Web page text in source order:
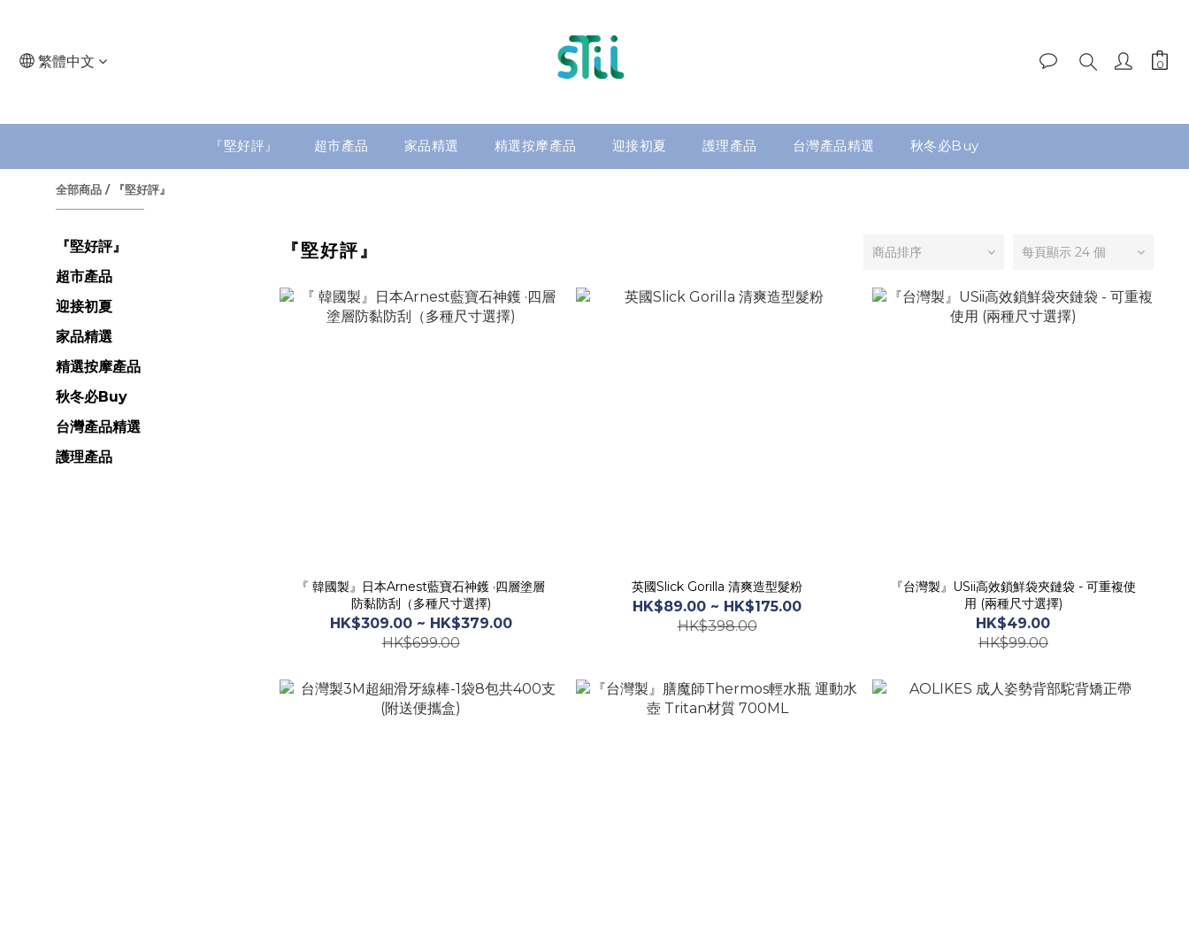
繁體中文
『堅好評』 超市產品 家品精選 精選按摩產品 迎接初夏 護理產品 台灣產品精選 秋冬必Buy
全部商品 / 『堅好評』
『堅好評』
超市產品
迎接初夏
家品精選
精選按摩產品
秋冬必Buy
台灣產品精選
護理產品
『堅好評』 商品排序 每頁顯示 24 個
『 韓國製』日本Arnest藍寶石神鑊 ·四層塗層
防黏防刮（多種尺寸選擇)
HK$309.00 ~ HK$379.00
HK$699.00
英國Slick Gorilla 清爽造型髮粉
HK$89.00 ~ HK$175.00
HK$398.00
『台灣製』USii高效鎖鮮袋夾鏈袋 - 可重複使
用 (兩種尺寸選擇)
HK$49.00
HK$99.00